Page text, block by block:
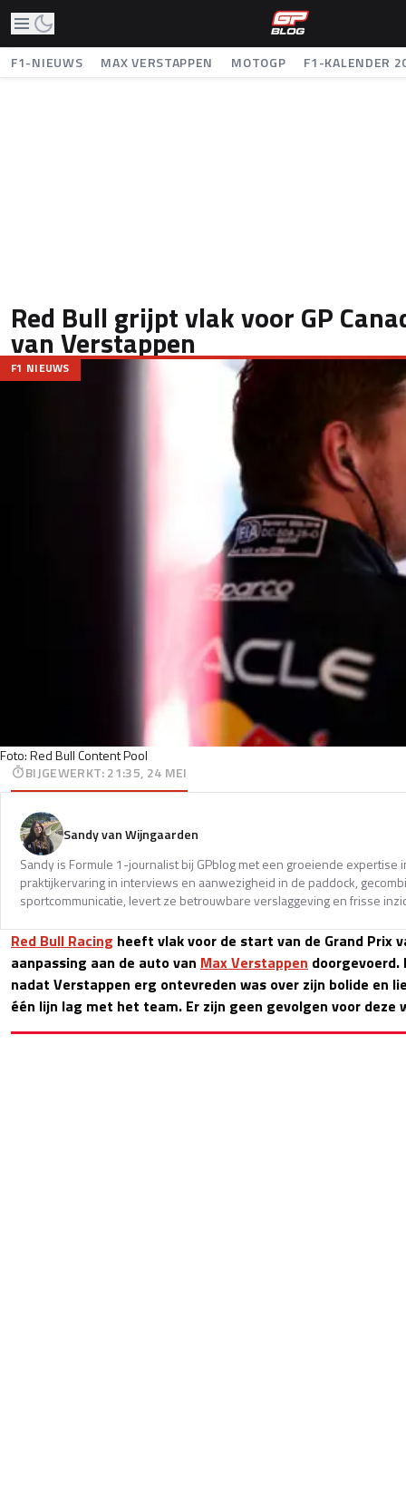
F1-NIEUWS MAX VERSTAPPEN MOTOGP F1-KALENDER
Red Bull grijpt vlak voor GP
van Verstappen
Foto: Red Bull Content Pool
F1 NIEUWS
BIJGEWERKT:21:35, 24 MEI
Sandy van Wijngaarden
Sandy is Formule 1-journalist bij GPblog met een groeiende expertise
praktijkervaring in interviews en aanwezigheid in de paddock,
sportcommunicatie, levert ze betrouwbare verslaggeving en frisse
Red Bull Racing heeft vlak voor de start van de Grand Prix
aanpassing aan de auto van Max Verstappen doorgevoerd.
nadat Verstappen erg ontevreden was over zijn bolide en
één lijn lag met het team. Er zijn geen gevolgen voor deze